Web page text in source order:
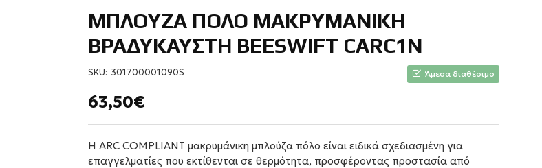
ΜΠΛΟΥΖΑ ΠΟΛΟ ΜΑΚΡΥΜΑΝΙΚΗ
ΒΡΑΔΥΚΑΥΣΤΗ BEESWIFT CARC1N
SKU: 301700001090S Άμεσα διαθέσιμο
63,50€
Η ARC COMPLIANT μακρυμάνικη μπλούζα πόλο είναι ειδικά σχεδιασμένη για
επαγγελματίες που εκτίθενται σε θερμότητα, προσφέροντας προστασία από